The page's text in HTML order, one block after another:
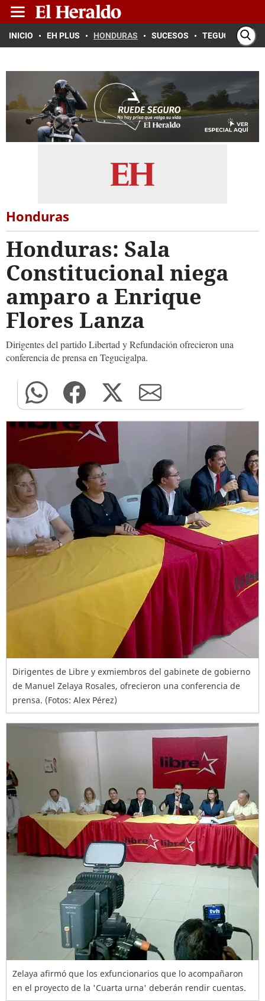
INICIO EH PLUS HONDURAS SUCESOS TEGUCIGALPA
Honduras
Honduras: Sala
Constitucional niega
amparo a Enrique
Flores Lanza
Dirigentes del partido Libertad y Refundación ofrecieron una
conferencia de prensa en Tegucigalpa.
Dirigentes de Libre y exmiembros del gabinete de gobierno
de Manuel Zelaya Rosales, ofrecieron una conferencia de
prensa. (Fotos: Alex Pérez)
Zelaya afirmó que los exfuncionarios que lo acompañaron
en el proyecto de la 'Cuarta urna' deberán rendir cuentas.